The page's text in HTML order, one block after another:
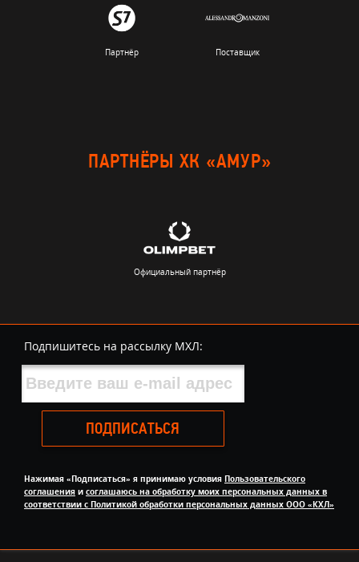
Партнёр Поставщик
ПАРТНЁРЫ ХК «АМУР»
Официальный партнёр
Подпишитесь на рассылку МХЛ:
ПОДПИСАТЬСЯ
Нажимая «Подписаться» я принимаю условия Пользовательского
соглашения и соглашаюсь на обработку моих персональных данных в
соответствии с Политикой обработки персональных данных ООО «КХЛ»